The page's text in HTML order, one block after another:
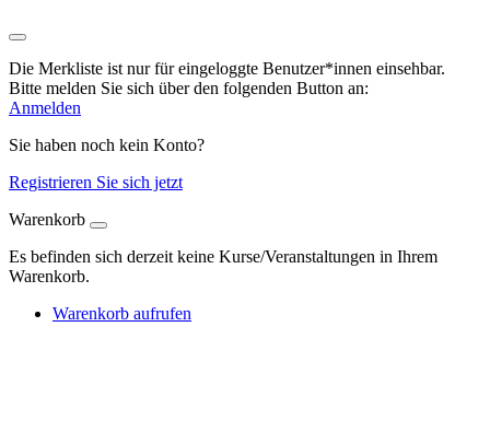
Die Merkliste ist nur für eingeloggte Benutzer*innen einsehbar.
Bitte melden Sie sich über den folgenden Button an:
Anmelden
Sie haben noch kein Konto?
Registrieren Sie sich jetzt
Warenkorb
Es befinden sich derzeit keine Kurse/Veranstaltungen in Ihrem
Warenkorb.
Warenkorb aufrufen